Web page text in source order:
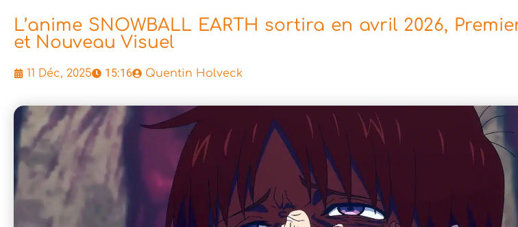
L’anime SNOWBALL EARTH sortira en avril 2026,
et Nouveau Visuel
11 Déc, 2025 15:16 Quentin Holveck